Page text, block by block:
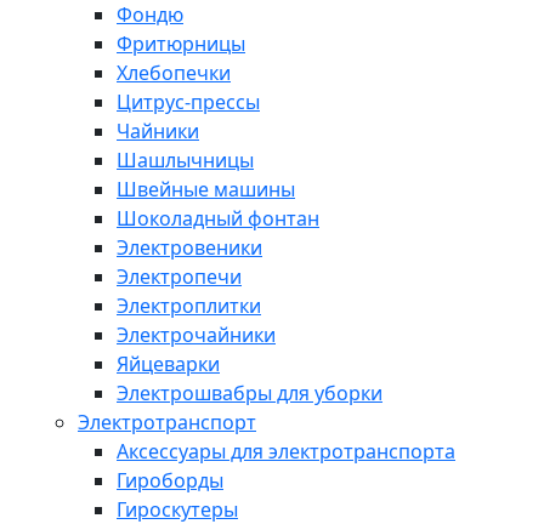
Фондю
Фритюрницы
Хлебопечки
Цитрус-прессы
Чайники
Шашлычницы
Швейные машины
Шоколадный фонтан
Электровеники
Электропечи
Электроплитки
Электрочайники
Яйцеварки
Электрошвабры для уборки
Электротранспорт
Аксессуары для электротранспорта
Гироборды
Гироскутеры